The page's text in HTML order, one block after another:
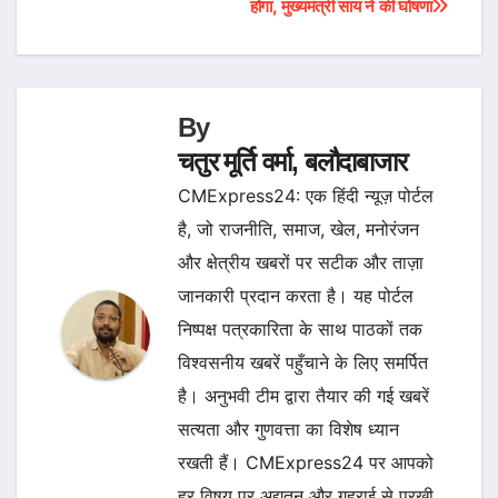
होगा, मुख्यमंत्री साय ने की घोषणा
By
चतुर मूर्ति वर्मा, बलौदाबाजार
CMExpress24: एक हिंदी न्यूज़ पोर्टल
है, जो राजनीति, समाज, खेल, मनोरंजन
और क्षेत्रीय खबरों पर सटीक और ताज़ा
जानकारी प्रदान करता है। यह पोर्टल
निष्पक्ष पत्रकारिता के साथ पाठकों तक
विश्वसनीय खबरें पहुँचाने के लिए समर्पित
है। अनुभवी टीम द्वारा तैयार की गई खबरें
सत्यता और गुणवत्ता का विशेष ध्यान
रखती हैं। CMExpress24 पर आपको